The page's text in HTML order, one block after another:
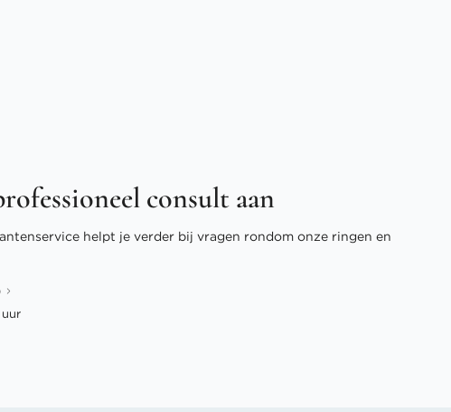
consult aan
helpt je verder bij vragen rondom onze ringen en